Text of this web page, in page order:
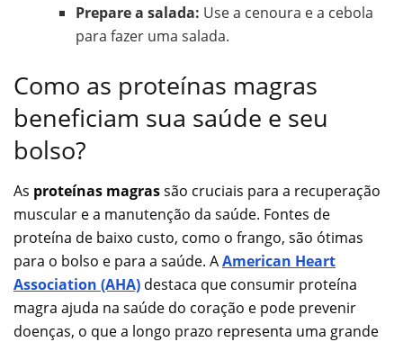
Prepare a salada: Use a cenoura e a cebola
para fazer uma salada.
Como as proteínas magras
beneficiam sua saúde e seu
bolso?
As proteínas magrassão cruciais para a recuperação
muscular e a manutenção da saúde. Fontes de
proteína de baixo custo, como o frango, são ótimas
para o bolso e para a saúde. AAmerican Heart
Association (AHA) destaca que consumir proteína
magra ajuda na saúde do coração e pode prevenir
doenças, o que a longo prazo representa uma grande